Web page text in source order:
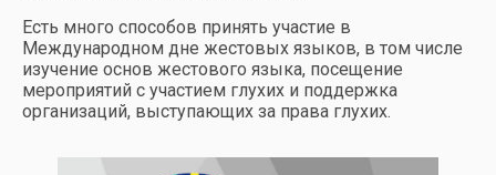
Есть много способов принять участие в
Международном дне жестовых языков, в том числе
изучение основ жестового языка, посещение
мероприятий с участием глухих и поддержка
организаций, выступающих за права глухих.